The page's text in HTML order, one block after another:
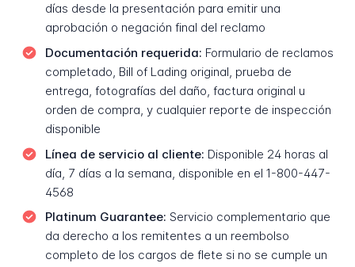
días desde la presentación para emitir una
aprobación o negación final del reclamo
Documentación requerida: Formulario de reclamos
completado, Bill of Lading original, prueba de
entrega, fotografías del daño, factura original u
orden de compra, y cualquier reporte de inspección
disponible
Línea de servicio al cliente: Disponible 24 horas al
día, 7 días a la semana, disponible en el 1-800-447-
4568
Platinum Guarantee: Servicio complementario que
da derecho a los remitentes a un reembolso
completo de los cargos de flete si no se cumple un